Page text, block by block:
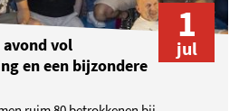
vol
en een bijzondere
1
jul